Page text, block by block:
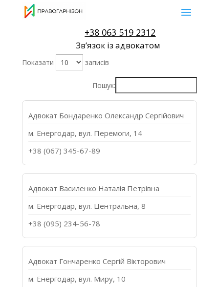
+38 063 519 2312
Звʼязок із адвокатом
Показати записів
Пошук:
Адвокат Бондаренко Олександр Сергійович
м. Енергодар, вул. Перемоги, 14
+38 (067) 345-67-89
Адвокат Василенко Наталія Петрівна
м. Енергодар, вул. Центральна, 8
+38 (095) 234-56-78
Адвокат Гончаренко Сергій Вікторович
м. Енергодар, вул. Миру, 10